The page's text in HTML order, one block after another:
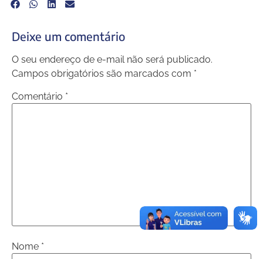
Deixe um comentário
O seu endereço de e-mail não será publicado.
Campos obrigatórios são marcados com *
Comentário *
Nome *